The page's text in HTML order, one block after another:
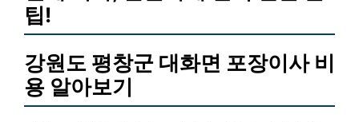
팁!
강원도 평창군 대화면 포장이사 비
용 알아보기